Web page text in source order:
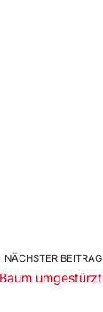
NÄCHSTER BEITRAG
umgestürzt